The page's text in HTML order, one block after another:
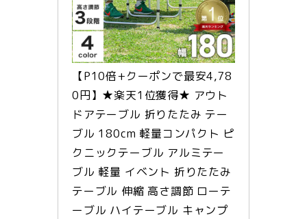
【P10倍+クーポンで最安4,78
0円】★楽天1位獲得★ アウト
ドアテーブル 折りたたみ テー
ブル 180cm 軽量コンパクト ピ
クニックテーブル アルミテー
ブル 軽量 イベント 折りたたみ
テーブル 伸縮 高さ調節 ローテ
ーブル ハイテーブル キャンプ